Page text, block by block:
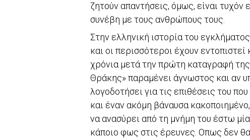
ζητούν απαντήσεις, όμως, είναι τυχόν
συνέβη με τους ανθρώπους τους.
Στην ελληνική ιστορία του
και οι περισσότεροι έχουν
χρόνια μετά την πρώτη καταγραφή
Θράκης» παραμένει άγνωστος και αν
λογοδοτήσει για τις επιθέσεις του
και έναν ακόμη βάναυσα
να ανασύρει από τη μνήμη του έστω
κάποιο φως στις έρευνες. Οπως δεν